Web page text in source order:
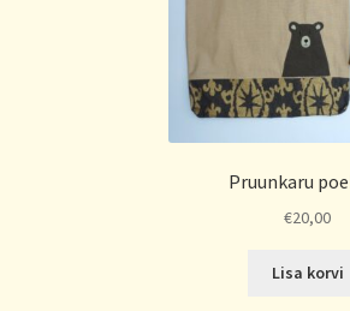
Pruunkaru
€20,00
Lisa korvi